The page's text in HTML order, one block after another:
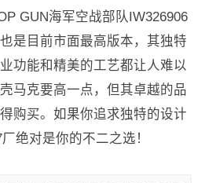
GUN海军空战部队IW326906
是目前市面最高版本，其独特
功能和精美的工艺都让人难以
马克要高一点，但其卓越的品
购买。如果你追求独特的设计
绝对是你的不二之选！